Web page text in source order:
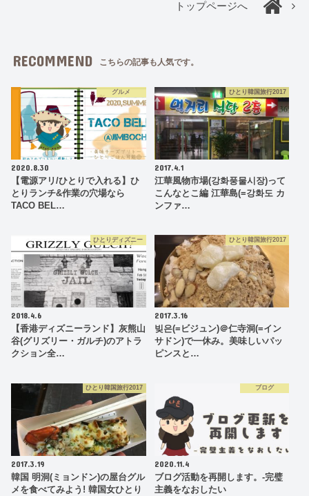
トップページへ
RECOMMEND こちらの記事も人気です。
グルメ
2020.8.30
【電源アリ/ひとりで入れる】ひ
とりランチ&作業の穴場なら
TACO BEL…
ひとり韓国旅行2017
2017.4.1
江華風物市場(강화풍물시장)って
こんなとこ編 江華島(=강화도 カ
ンファ…
ひとりディズニー
2018.4.6
【香港ディズニーランド】灰熊山
谷(グリズリー・ガルチ)のアトラ
クション全…
ひとり韓国旅行2017
2017.3.16
빚은(=ビジュン)＠仁寺洞(=イン
サドン)で一休み。美味しいパッ
ピンスと…
ひとり韓国旅行2017
2017.3.19
韓国 明洞(ミョンドン)の屋台グル
メを食べてみよう! 韓国女ひとり
ブログ
2020.11.4
ブログ活動を再開します。-完璧
主義をなおしたい